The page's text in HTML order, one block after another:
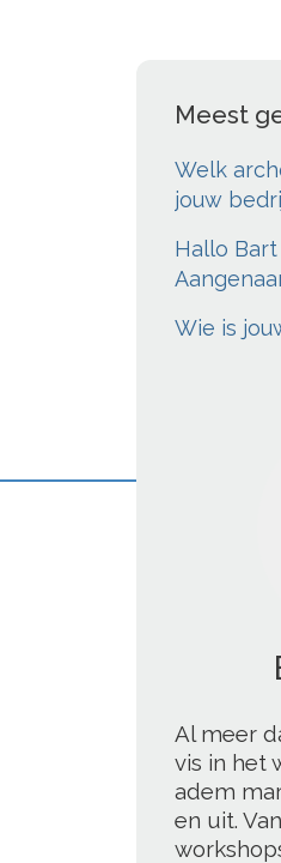
Meest
Welk
jouw
Hallo
Wie is
Al meer
vis in het
adem
en uit.